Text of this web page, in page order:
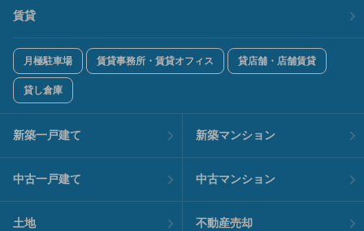
賃貸
月極駐車場 賃貸事務所・賃貸オフィス 貸店舗・店舗賃貸
貸し倉庫
新築一戸建て 新築マンション
中古一戸建て 中古マンション
土地 不動産売却